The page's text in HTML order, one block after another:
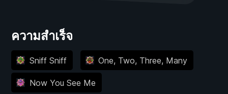
ความสำเร็จ
Sniff Sniff One, Two, Three, Many
Now You See Me